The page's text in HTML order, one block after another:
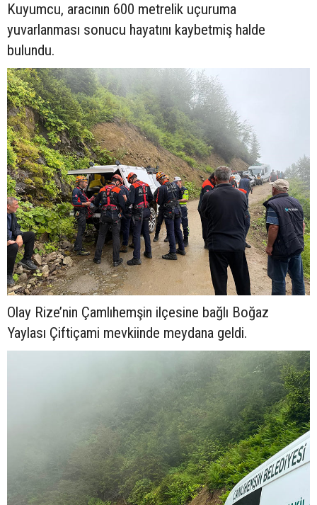
Kuyumcu, aracının 600 metrelik uçuruma
yuvarlanması sonucu hayatını kaybetmiş halde
bulundu.
Olay Rize’nin Çamlıhemşin ilçesine bağlı Boğaz
Yaylası Çiftiçami mevkiinde meydana geldi.